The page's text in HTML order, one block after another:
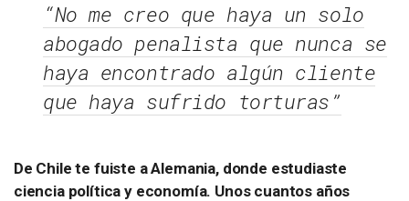
“No me creo que haya un solo
abogado penalista que nunca se
haya encontrado algún cliente
que haya sufrido torturas”
De Chile te fuiste a Alemania, donde estudiaste
ciencia política y economía. Unos cuantos años